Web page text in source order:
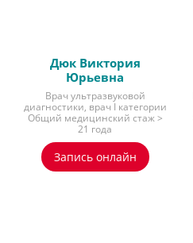
Дюк Виктория
Юрьевна
Врач ультразвуковой
диагностики, врач I категории
Общий медицинский стаж >
21 года
Запись онлайн